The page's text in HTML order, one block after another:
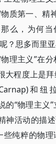
质第一、精
么，为何
？思多而里
理主义”在
大程度上是
和纽
的“物理主义
神活动的描
些纯粹的物理